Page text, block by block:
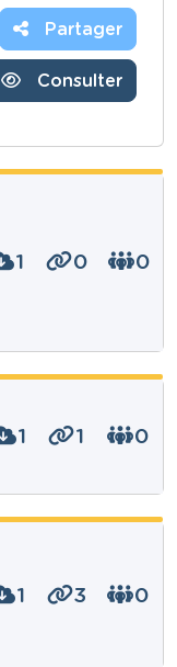
Partager
Consulter
1 0 0
composé
1 1 0
1 3 0